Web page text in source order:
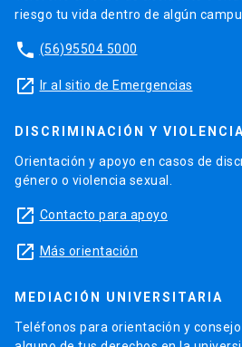
riesgo tu vida dentro de algún
phone (56)95504 5000
launch Ir al sitio de Emergencias
DISCRIMINACIÓN Y
Orientación y apoyo en casos de
género o violencia sexual.
launch Contacto para apoyo
launch Más orientación
MEDIACIÓN UNIVERSITARIA
Teléfonos para orientación y